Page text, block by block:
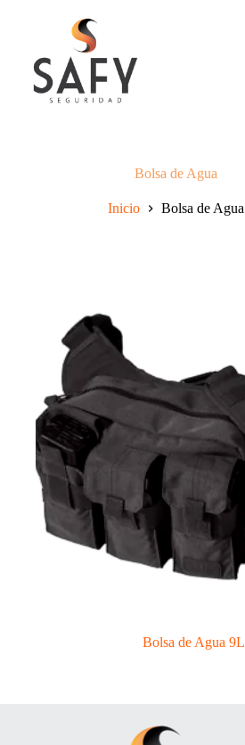
Bolsa de Agua
Inicio Bolsa de Agua
Bolsa de Agua 9L